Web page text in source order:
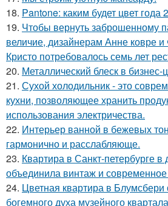
18. Pantone: каким будет цвет года
19. Чтобы вернуть заброшенному
величие, дизайнерам Анне ковре
Кристо потребовалось семь лет
20. Металлический блеск в бизнес-
21. Сухой холодильник - это
кухни, позволяющее хранить
использования электричества.
22. Интерьер ванной в бежевых
гармонично и расслабляюще.
23. Квартира в Санкт-петербурге в
объединила винтаж и современное
24. Цветная квартира в
богемного духа музейного